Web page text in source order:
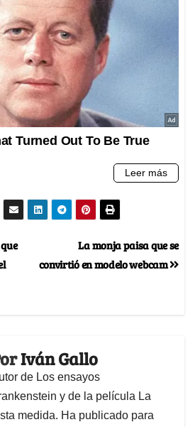
La monja paisa que se
convirtió en modelo webcam
Iván Gallo
de Los ensayos
y de la película La
medida. Ha publicado para